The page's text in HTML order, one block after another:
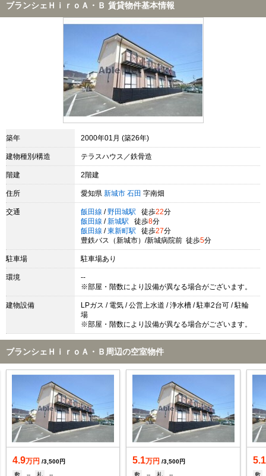
ブランシェＨｉｒｏＡ・Ｂ 賃貸物件基本情報
築年 2000年01月 (築26年)
建物種別/構造 テラスハウス／鉄骨造
階建 2階建
住所 愛知県 新城市 石田 字南畑
交通 飯田線 / 野田城駅 徒歩22分
飯田線 / 新城駅 徒歩8分
飯田線 / 東新町駅 徒歩27分
豊鉄バス（新城市）/新城病院前 徒歩5分
駐車場 駐車場あり
環境
--
※部屋・階数により設備が異なる場合がございます。
建物設備
LPガス / 電気 / 公営上水道 / 浄水槽 / 駐車2台可 / 駐輪
場
※部屋・階数により設備が異なる場合がございます。
ブランシェＨｉｒｏＡ・Ｂ周辺の空室物件
4.9万円 /3,500円
敷
-- 礼 --
5.1万円 /3,500円
敷
-- 礼 --
5.1
敷